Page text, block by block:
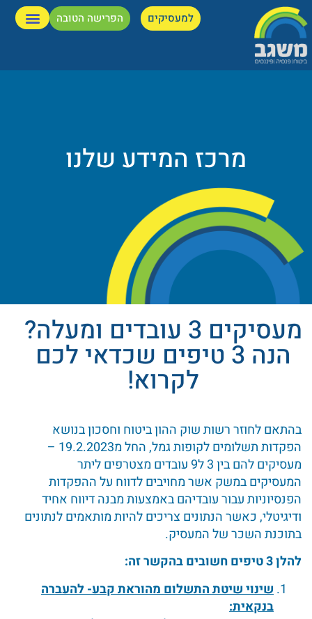
למעסיקים הפרישה הטובה
מרכז המידע שלנו
מעסיקים 3 עובדים ומעלה?
הנה 3 טיפים שכדאי לכם
לקרוא!
בהתאם לחוזר רשות שוק ההון ביטוח וחסכון בנושא
הפקדות תשלומים לקופות גמל, החל מ19.2.2023 –
מעסיקים להם בין 3 ל9 עובדים מצטרפים ליתר
המעסיקים במשק אשר מחויבים לדווח על ההפקדות
הפנסיוניות עבור עובדיהם באמצעות מבנה דיווח אחיד
ודיגיטלי, כאשר הנתונים צריכים להיות מותאמים לנתונים
בתוכנת השכר של המעסיק.
להלן 3 טיפים חשובים בהקשר זה:
שינוי שיטת התשלום מהוראת קבע- להעברה
בנקאית: